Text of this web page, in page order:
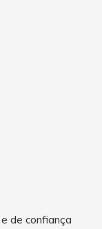
de confiança